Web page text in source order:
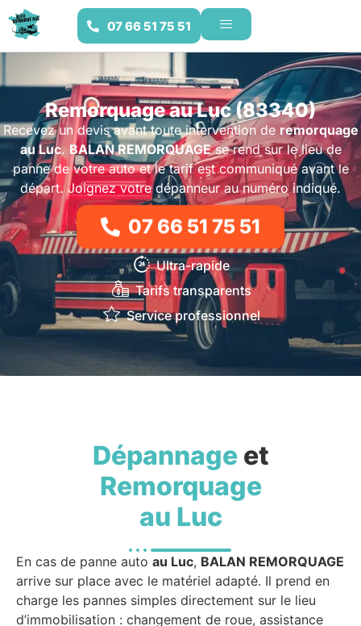
07 66 51 75 51
Remorquage au Luc (83340)
Recevez un devis avant toute intervention de remorquage
au Luc.BALAN REMORQUAGEse rend sur le lieu de
panne de votre auto et le tarif est communiqué avant le
départ. Joignez votre dépanneur au numéro indiqué.
07 66 51 75 51
Ultra-rapide
Tarifs transparents
Service professionnel
Dépannageet
Remorquage
au Luc
En cas de panne auto au Luc, BALAN REMORQUAGE
arrive sur place avec le matériel adapté. Il prend en
charge les pannes simples directement sur le lieu
d’immobilisation : changement de roue, assistance